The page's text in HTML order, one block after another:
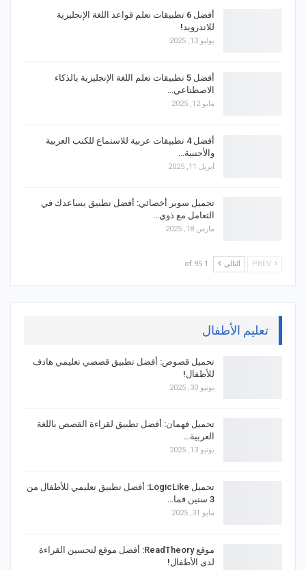
أفضل 6 تطبيقات تعلم قواعد اللغة الإنجليزية
للاندرويد!
يوليو 13, 2025
أفضل 5 تطبيقات تعلم اللغة الإنجليزية بالذكاء
الاصطناعي…
مايو 12, 2025
أفضل 4 تطبيقات عربية للاستماع للكتب العربية
والأجنبية…
أبريل 11, 2025
تحميل سوبر أخصائي: أفضل تطبيق يساعدك في
التعامل مع ذوي…
مارس 18, 2025
التالي 1 of 95
تعليم الأطفال
تحميل قصوص: أفضل تطبيق قصصي تعليمي هادف
للأطفال!
يونيو 30, 2025
تحميل فهمان: أفضل تطبيق لقراءة القصص باللغة
العربية…
يونيو 13, 2025
تحميل LogicLike: أفضل تطبيق تعليمي للأطفال من
3 سنين فما…
مايو 31, 2025
موقع ReadTheory: أفضل موقع لتحسين القراءة
لدى الأطفال!